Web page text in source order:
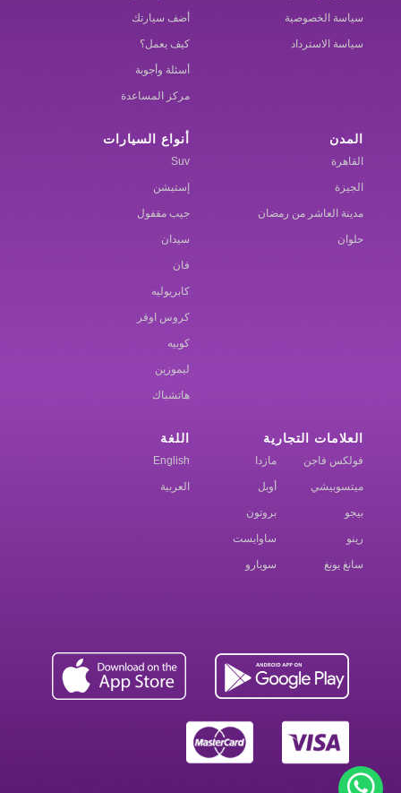
سياسة الخصوصية
سياسة الاسترداد
أضف سيارتك
كيف يعمل؟
أسئلة وأجوبة
مركز المساعدة
المدن
القاهرة
الجيزة
مدينة العاشر من رمضان
حلوان
أنواع السيارات
Suv
إستيشن
جيب مقفول
سيدان
فان
كابريوليه
كروس اوفر
كوبيه
ليموزين
هاتشباك
العلامات التجارية
فولكس فاجن مازدا
ميتسوبيشي أوبل
بيجو بروتون
رينو ساوايست
سانغ يونغ سوبارو
اللغة
English
العربية